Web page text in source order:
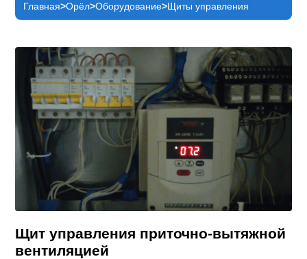
Главная Орёл Оборудование Щиты управления
Щит управления приточно-вытяжной
вентиляцией